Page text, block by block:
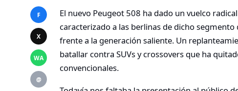
F
X
WA
@
El nuevo Peugeot 508 ha dado un vuelco
caracterizado a las berlinas de dicho
frente a la generación saliente. Un
batallar contra SUVs y crossovers que ha
convencionales.